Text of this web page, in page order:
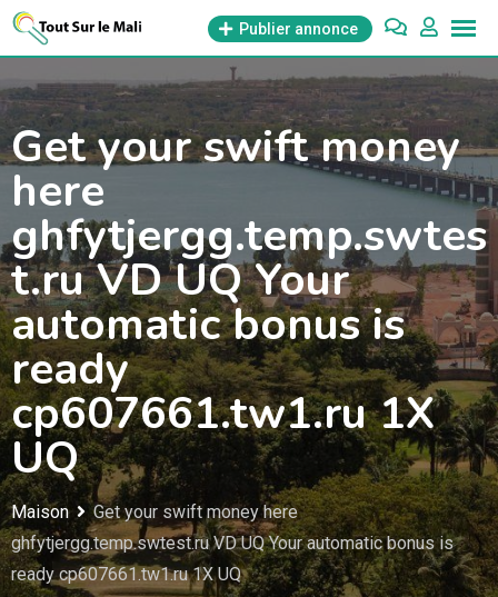
Aller
Publier annonce
Get your swift money
here
ghfytjergg.temp.swtes
t.ru VD UQ Your
automatic bonus is
ready
cp607661.tw1.ru 1X
UQ
Maison
Get your swift money here
ghfytjergg.temp.swtest.ru VD UQ Your automatic bonus is
ready cp607661.tw1.ru 1X UQ